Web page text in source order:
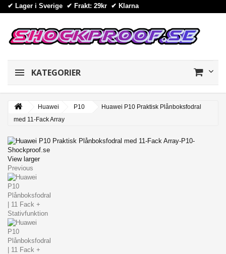
✔ Lager i Sverige ✔ Frakt: 29kr ✔ Klarna
KATEGORIER
Huawei P10
Huawei P10 Praktisk Plånboksfodral
med 11-Fack Array
View larger
Previous